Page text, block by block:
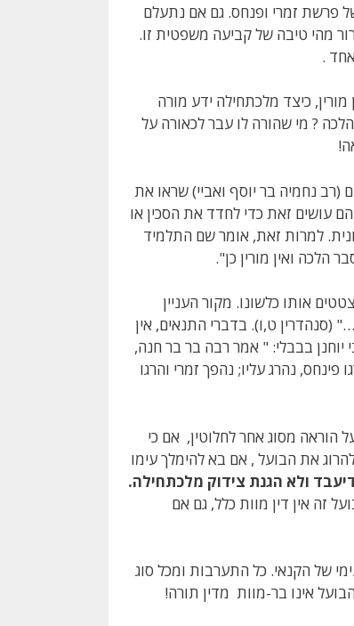
פרשת זמרי ופנחס. גם אם נתעלם
מהי טיבה של קביעה משפטית זו.
.
כיצד מלכתחילה ידע מורה
? מי שהורה לו עבר לכאורה על
נחמיה בר יוסף ואביי) שראו את
עושים זאת כדי לחדד את הסכין או
למרות זאת, אומר שם התלמיד
ואין מורין כן".
אותו כלשונו. מקור העניין
(סנהדרין ט,ו). בדברי התנאים, אין
יוחנן בבבלי: " אמר רבה בר בר חנה,
נהרג עליו; נהפך זמרי והרגו
הוראה מסוג אחר לחלוטין, אם כי
את הבועל , אם בא להימלך עימו
ולא הגנת צידוק מלכתחילה.
זה אין דין מוות כלל, גם אם
של הקנאי. כל התערבות ומכל סוג
אינו בר-מוות מדין תורה!